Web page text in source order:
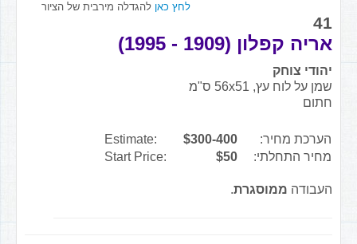
לחץ כאן להגדלה מירבית של הציור
41
אריה קפלון (1909 - 1995)
יהודי צוחק
שמן על לוח עץ, 56x51 ס"מ
חתום
הערכת מחיר: $300-400
Estimate:
מחיר התחלתי:
$50
Start Price:
העבודה ממוסגרת.